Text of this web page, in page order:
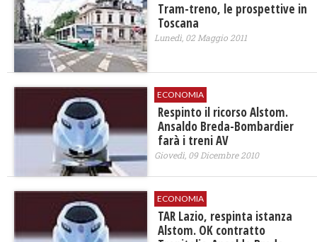
Tram-treno, le prospettive in
Toscana
Lunedì, 02 Maggio 2011
ECONOMIA
Respinto il ricorso Alstom.
Ansaldo Breda-Bombardier
farà i treni AV
Giovedì, 09 Dicembre 2010
ECONOMIA
TAR Lazio, respinta istanza
Alstom. OK contratto